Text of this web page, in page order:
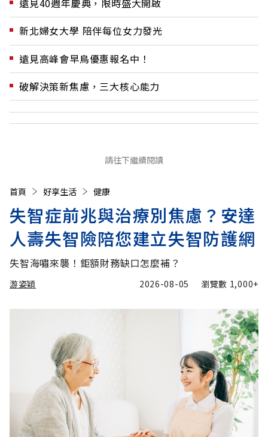
遠見40週年慶典，限時盛大開啟
新北婦女大學 陪伴每位女力發光
遠見高峰會早鳥優惠報名中！
破解決策新焦慮，三大核心能力
請往下繼續閱讀
首頁 好享生活 健康
失智症前兆與治療別焦慮？安達
人壽失智險陪您建立失智防護網
失智海嘯來襲！鉅額財務缺口怎麼補？
游姿穎 2026-08-05 瀏覽數 1,000+